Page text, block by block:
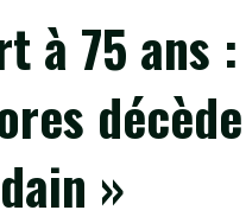
à 75 ans
»